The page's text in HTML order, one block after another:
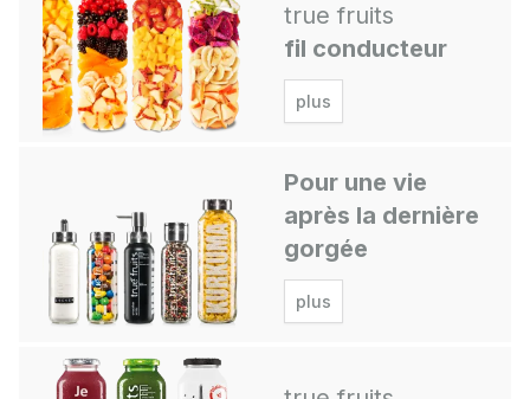
true fruits
fil conducteur
plus
Pour une vie
après la dernière
gorgée
plus